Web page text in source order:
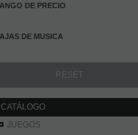
DE PRECIO
DE MUSICA
CATÁLOGO
JUEGOS